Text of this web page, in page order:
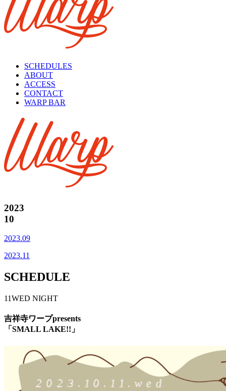
SCHEDULES
ABOUT
ACCESS
CONTACT
WARP BAR
2023
10
2023.09
2023.11
SCHEDULE
11WED NIGHT
吉祥寺ワープpresents
「SMALL LAKE!!」